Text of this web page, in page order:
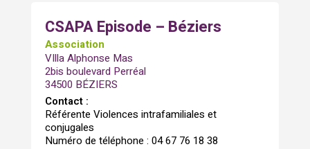
CSAPA Episode – Béziers
Association
VIlla Alphonse Mas
2bis boulevard Perréal
34500 BÉZIERS
Contact :
Référente Violences intrafamiliales et
conjugales
Numéro de téléphone : 04 67 76 18 38